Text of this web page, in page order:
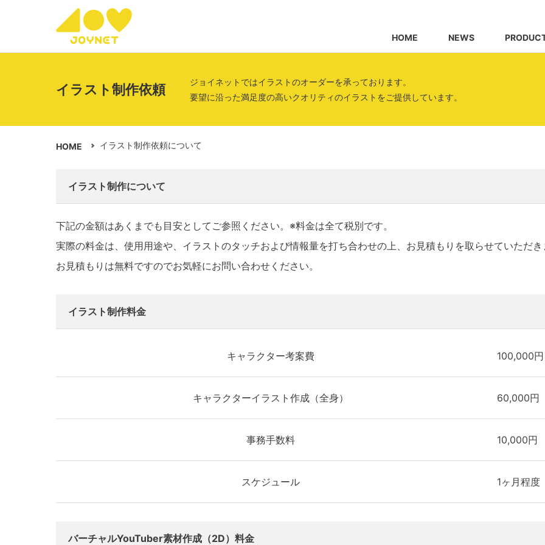
HOME NEWS
イラスト制作依頼
ジョイネットではイラストのオーダーを承っております。
要望に沿った満足度の高いクオリティのイラストをご提供しています。
HOME イラスト制作依頼について
イラスト制作について
下記の金額はあくまでも目安としてご参照ください。※料金は全て税別です。
実際の料金は、使用用途や、イラストのタッチおよび情報量を打ち合わせの上、お見積もりを取らせていただ
お見積もりは無料ですのでお気軽にお問い合わせください。
イラスト制作料金
キャラクター考案費 100,000円
キャラクターイラスト作成（全身） 60,000円
事務手数料 10,000円
スケジュール 1ヶ
バーチャルYouTuber素材作成（2D）料金